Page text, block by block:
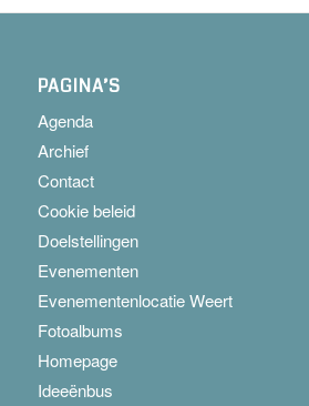
PAGINA’S
Agenda
Archief
Contact
Cookie beleid
Doelstellingen
Evenementen
Evenementenlocatie Weert
Fotoalbums
Homepage
Ideeënbus